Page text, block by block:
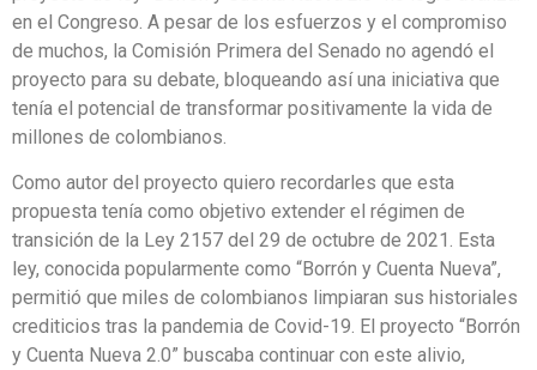
en el Congreso. A pesar de los esfuerzos y el compromiso
de muchos, la Comisión Primera del Senado no agendó el
proyecto para su debate, bloqueando así una iniciativa que
tenía el potencial de transformar positivamente la vida de
millones de colombianos.
Como autor del proyecto quiero recordarles que esta
propuesta tenía como objetivo extender el régimen de
transición de la Ley 2157 del 29 de octubre de 2021. Esta
ley, conocida popularmente como “Borrón y Cuenta Nueva”,
permitió que miles de colombianos limpiaran sus historiales
crediticios tras la pandemia de Covid-19. El proyecto “Borrón
y Cuenta Nueva 2.0” buscaba continuar con este alivio,